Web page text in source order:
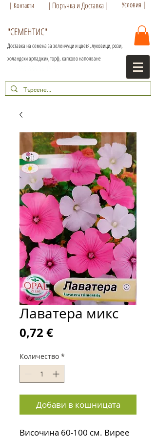
| Контакти | Поръчка и Доставка | Условия |
"СЕМЕНТИС"
Доставка на семена за зеленчуци и цветя, луковици, рози,
холандски арпаджик, торф,капково напояване
Лаватера микс
0,72 €Цена
Количество *
Добави в кошницата
Височина 60-100 см. Вирее